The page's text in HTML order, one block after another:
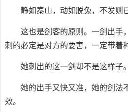
静如泰山，动如脱兔，不发则
这也是剑客的原则。一剑出手
刺的必定是对方的要害，一定带着
她刺出的这一剑却不是这样子。
她的出手又快又准，她的剑法
效。